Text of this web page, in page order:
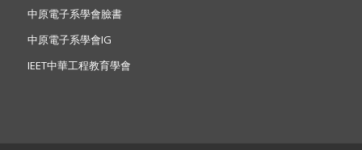
中原電子系學會臉書
中原電子系學會IG
IEET中華工程教育學會